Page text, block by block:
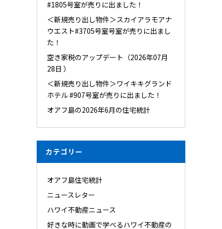
#1805号室が売りに出ました！
＜新規売り出し物件＞スカイアラモアナ
ウエスト#3705号室号室が売りに出まし
た！
空き家税のアップデート（2026年07月
28日 ）
＜新規売り出し物件＞ワイキキグランド
ホテル #907号室が売りに出ました！
オアフ島の2026年6月の住宅統計
カテゴリー
オアフ島住宅統計
ニュースレター
ハワイ不動産ニュース
好きな時に動画で学べるハワイ不動産の